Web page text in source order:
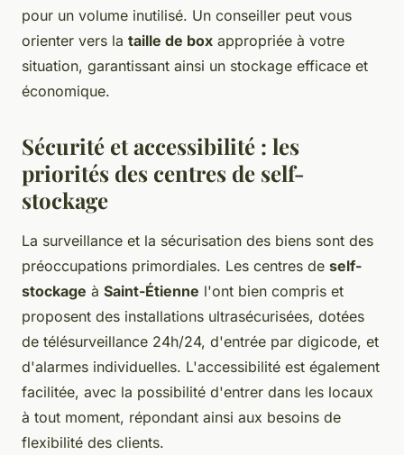
pour un volume inutilisé. Un conseiller peut vous
orienter vers la taille de box appropriée à votre
situation, garantissant ainsi un stockage efficace et
économique.
Sécurité et accessibilité : les
priorités des centres de self-
stockage
La surveillance et la sécurisation des biens sont des
préoccupations primordiales. Les centres de self-
stockage à Saint-Étienne l'ont bien compris et
proposent des installations ultrasécurisées, dotées
de télésurveillance 24h/24, d'entrée par digicode, et
d'alarmes individuelles. L'accessibilité est également
facilitée, avec la possibilité d'entrer dans les locaux
à tout moment, répondant ainsi aux besoins de
flexibilité des clients.